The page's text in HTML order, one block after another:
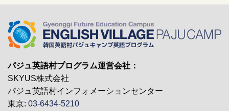
パジュ英語村プログラム運営会社：
SKYUS株式会社
パジュ英語村インフォメーションセンター
東京: 03-6434-5210